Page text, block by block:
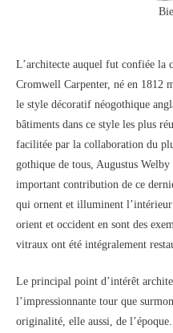
L’architecte auquel fut confiée la
Cromwell Carpenter, né en 1812
le style décoratif néogothique
bâtiments dans ce style les plus
facilitée par la collaboration du
gothique de tous, Augustus
important contribution de ce
qui ornent et illuminent l’intérieur
orient et occident en sont des
vitraux ont été intégralement
Le principal point d’intérêt
l’impressionnante tour que
originalité, elle aussi, de